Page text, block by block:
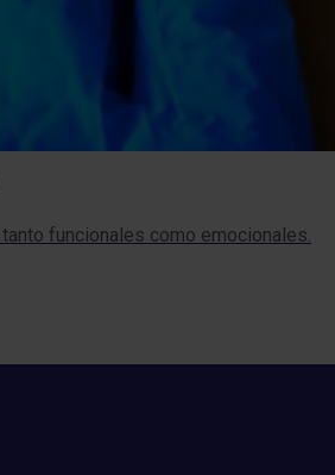
funcionales como emocionales.